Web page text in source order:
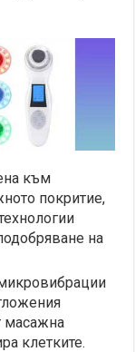
към
покритие,
на
масажна
клетките.